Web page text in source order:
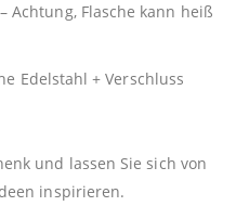
– Achtung, Flasche kann heiß
+ Verschluss
und lassen Sie sich von
inspirieren.